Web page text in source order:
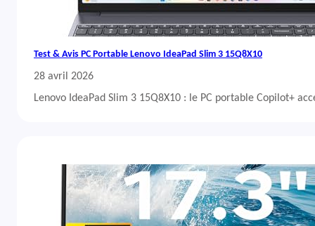
Test & Avis PC Portable Lenovo IdeaPad Slim 3 15Q8X10
28 avril 2026
Lenovo IdeaPad Slim 3 15Q8X10 : le PC portable Copilot+